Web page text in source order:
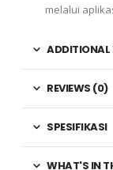
melalui
REVIEWS (0)
SPESIFIKASI
WHAT'S IN